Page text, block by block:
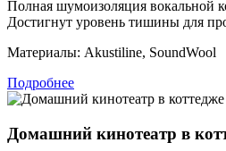
Полная шумоизоляция вокальной
Достигнут уровень тишины для
Материалы: Akustiline, SoundWool
Подробнее
Домашний кинотеатр в